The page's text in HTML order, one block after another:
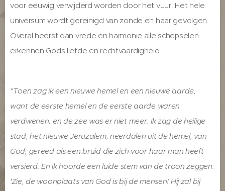
voor eeuwig verwijderd worden door het vuur. Het hele
universum wordt gereinigd van zonde en haar gevolgen.
Overal heerst dan vrede en harmonie alle schepselen
erkennen Gods liefde en rechtvaardigheid.
"Toen zag ik een nieuwe hemel en een nieuwe aarde,
want de eerste hemel en de eerste aarde waren
verdwenen, en de zee was er niet meer. Ik zag de heilige
stad, het nieuwe Jeruzalem, neerdalen uit de hemel, van
God, gereed als een bruid die zich voor haar man heeft
versierd. En ik hoorde een luide stem van de troon zeggen:
'Zie, de woonplaats van God is bij de mensen! Hij zal bij